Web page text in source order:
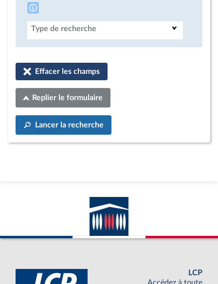
Type de recherche
Effacer les champs
Replier le formulaire
Lancer la recherche
LCP